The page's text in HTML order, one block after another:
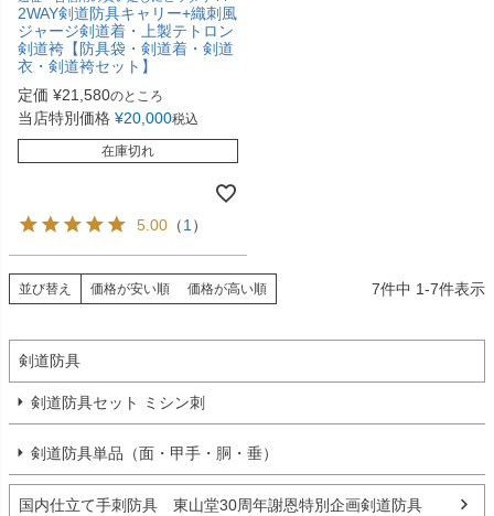
2WAY剣道防具キャリー+織刺風
ジャージ剣道着・上製テトロン
剣道袴【防具袋・剣道着・剣道
衣・剣道袴セット】
定価 ¥21,580のところ
当店特別価格 ¥20,000税込
在庫切れ
5.00 （1）
並び替え 価格が安い順 価格が高い順 7件中 1-7件表示
剣道防具
剣道防具セット ミシン刺
剣道防具単品（面・甲手・胴・垂）
国内仕立て手刺防具 東山堂30周年謝恩特別企画剣道防具